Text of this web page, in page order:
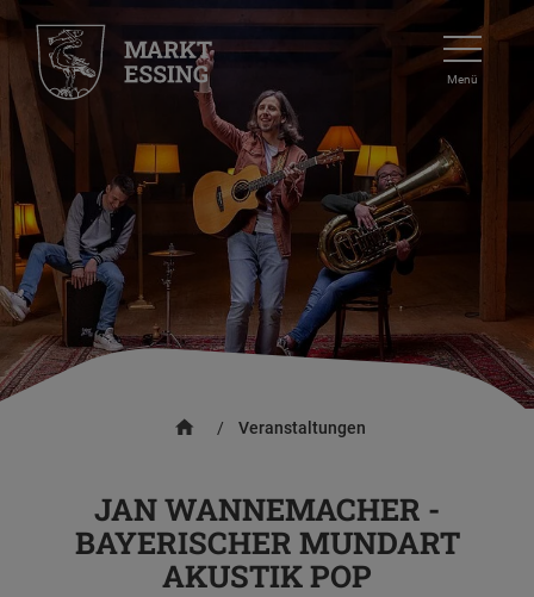
Menü
Veranstaltungen
/
JAN WANNEMACHER -
BAYERISCHER MUNDART
AKUSTIK POP